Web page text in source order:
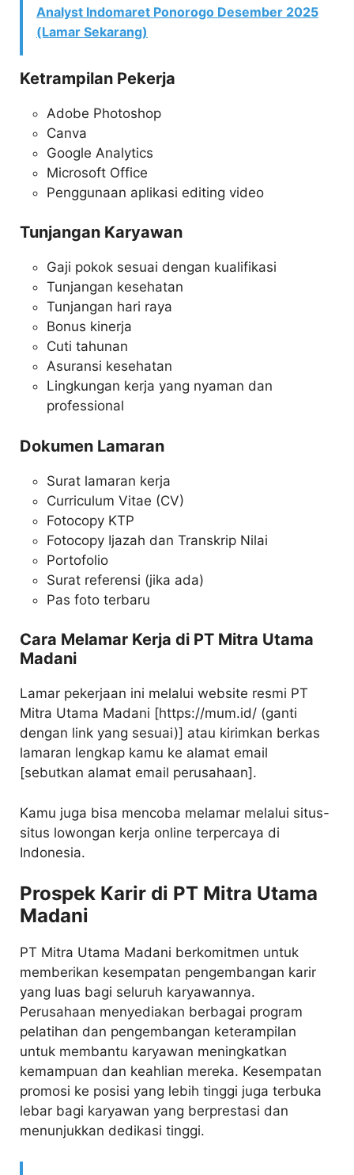
Analyst Indomaret Ponorogo Desember 2025
(Lamar Sekarang)
Ketrampilan Pekerja
Adobe Photoshop
Canva
Google Analytics
Microsoft Office
Penggunaan aplikasi editing video
Tunjangan Karyawan
Gaji pokok sesuai dengan kualifikasi
Tunjangan kesehatan
Tunjangan hari raya
Bonus kinerja
Cuti tahunan
Asuransi kesehatan
Lingkungan kerja yang nyaman dan
professional
Dokumen Lamaran
Surat lamaran kerja
Curriculum Vitae (CV)
Fotocopy KTP
Fotocopy Ijazah dan Transkrip Nilai
Portofolio
Surat referensi (jika ada)
Pas foto terbaru
Cara Melamar Kerja di PT Mitra Utama
Madani
Lamar pekerjaan ini melalui website resmi PT
Mitra Utama Madani [https://mum.id/ (ganti
dengan link yang sesuai)] atau kirimkan berkas
lamaran lengkap kamu ke alamat email
[sebutkan alamat email perusahaan].
Kamu juga bisa mencoba melamar melalui situs-
situs lowongan kerja online terpercaya di
Indonesia.
Prospek Karir di PT Mitra Utama
Madani
PT Mitra Utama Madani berkomitmen untuk
memberikan kesempatan pengembangan karir
yang luas bagi seluruh karyawannya.
Perusahaan menyediakan berbagai program
pelatihan dan pengembangan keterampilan
untuk membantu karyawan meningkatkan
kemampuan dan keahlian mereka. Kesempatan
promosi ke posisi yang lebih tinggi juga terbuka
lebar bagi karyawan yang berprestasi dan
menunjukkan dedikasi tinggi.